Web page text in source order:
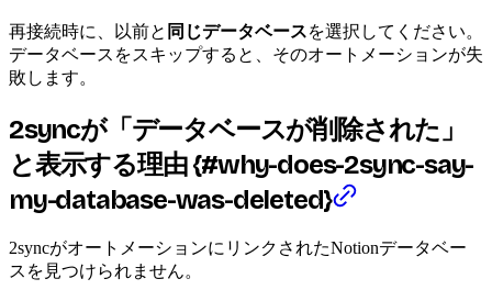
再接続時に、以前と 同じデータベースを選択してください。
データベースをスキップすると、そのオートメーションが失
敗します。
2syncが「データベースが削除された」
と表示する理由 {#why-does-2sync-say-
my-database-was-deleted}
2syncがオートメーションにリンクされたNotionデータベー
スを見つけられません。